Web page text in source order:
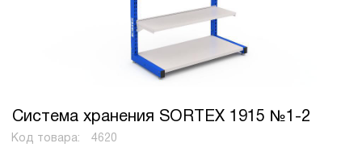
Система хранения SORTEX 1915 №1-2
Код товара: 4620